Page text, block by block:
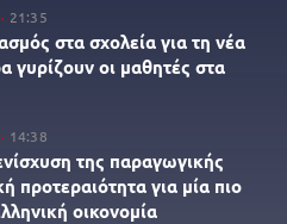
21:35
στα σχολεία για τη νέα
γυρίζουν οι μαθητές στα
14:38
της παραγωγικής
προτεραιότητα για μία πιο
οικονομία